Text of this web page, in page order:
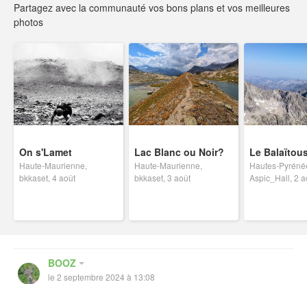
Partagez avec la communauté vos bons plans et vos meilleures
photos
On s'Lamet
Haute-Maurienne,
bkkaset, 4 août
Lac Blanc ou Noir?
Haute-Maurienne,
bkkaset, 3 août
Le
Hautes-
Aspic_Hall, 2
BOOZ
le 2 septembre 2024 à 13:08